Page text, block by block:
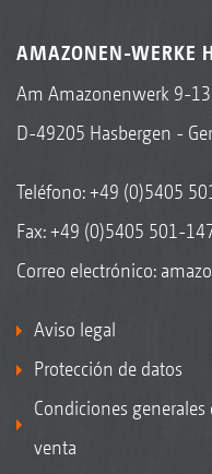
AMAZONEN-WERKE
Am Amazonenwerk 9-13
D-49205 Hasbergen -
Teléfono:+49 (0)5405
Fax: +49 (0)5405 501-
Correo electrónico:
Aviso legal
Protección de datos
Condiciones generales
venta